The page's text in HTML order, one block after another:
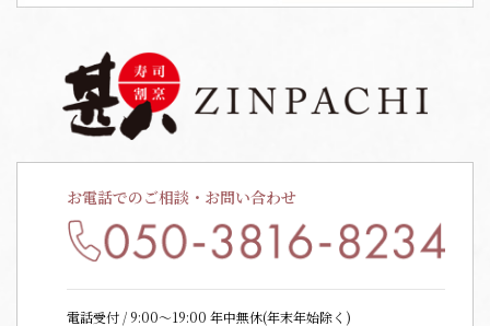
お電話でのご相談・お問い合わせ
電話受付 / 9:00〜19:00 年中無休(年末年始除く)